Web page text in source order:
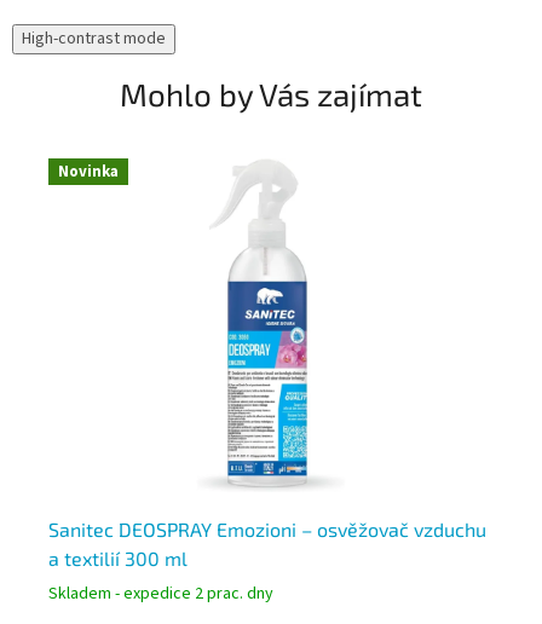
High-contrast mode
Mohlo by Vás zajímat
Novinka
Sanitec DEOSPRAY Emozioni – osvěžovač vzduchu
a textilií 300 ml
Skladem - expedice 2 prac. dny